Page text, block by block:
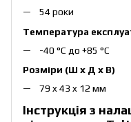
54 роки
Температура
-40 °C до +85 °C
Розміри (Ш х Д х В)
79 x 43 x 12 мм
Інструкція з